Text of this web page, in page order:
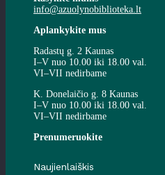
info@azuolynobiblioteka.lt
Aplankykite mus
Radastų g. 2 Kaunas
I–V nuo 10.00 iki 18.00 val.
VI–VII nedirbame
K. Donelaičio g. 8 Kaunas
I–V nuo 10.00 iki 18.00 val.
VI–VII nedirbame
Prenumeruokite
Naujienlaiškis